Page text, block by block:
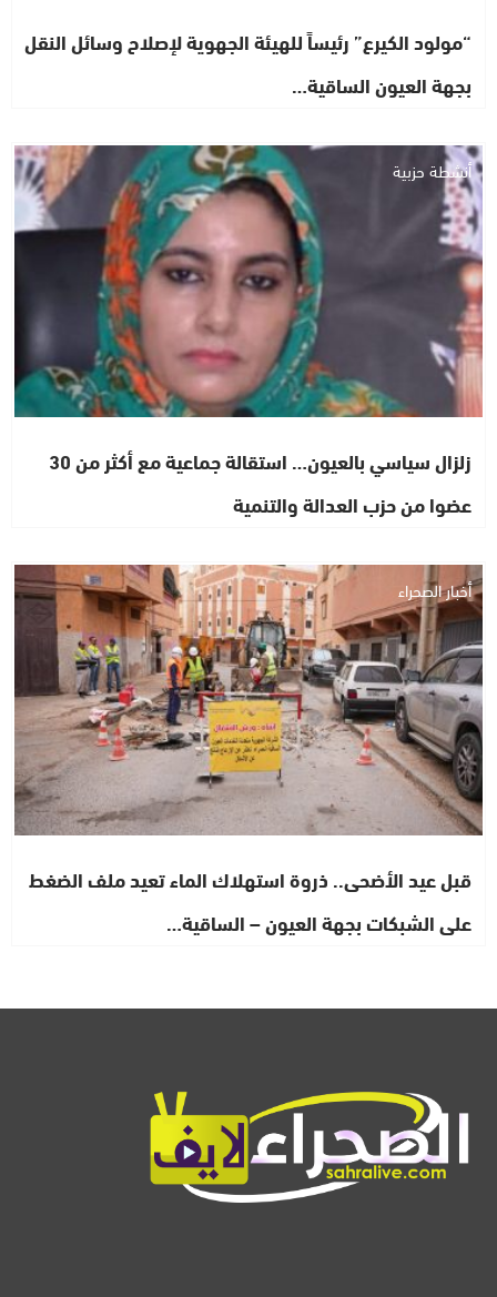
“مولود الكيرع” رئيساً للهيئة الجهوية لإصلاح وسائل النقل
بجهة العيون الساقية…
أنشطة حزبية
زلزال سياسي بالعيون… استقالة جماعية مع أكثر من 30
عضوا من حزب العدالة والتنمية
أخبار الصحراء
قبل عيد الأضحى.. ذروة استهلاك الماء تعيد ملف الضغط
على الشبكات بجهة العيون – الساقية…